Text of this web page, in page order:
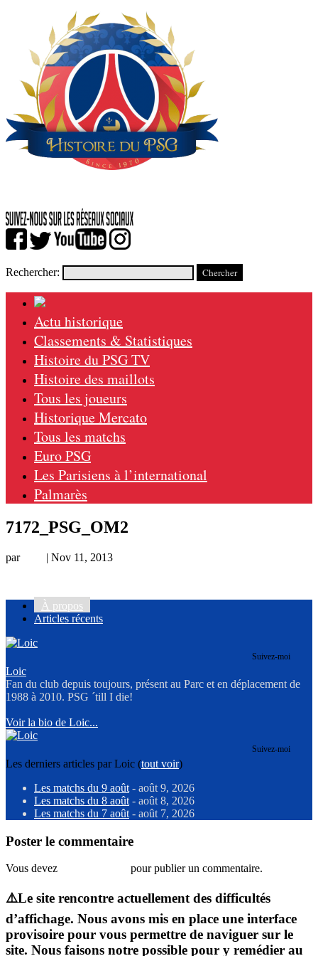
Rechercher:
Actu historique
Classements & Statistiques
Histoire du PSG TV
Histoire des maillots
Tous les joueurs
Historique Mercato
Tous les matchs
Euro PSG
Les Parisiens à l’international
Palmarès
7172_PSG_OM2
par | Nov 11, 2013
À propos
Articles récents
Suivez-moi
Loic
Fan du club depuis toujours, présent au Parc et en déplacement de
1988 à 2010. PSG ´till I die!
Voir la bio de Loic...
Suivez-moi
Les derniers articles par Loic (tout voir)
Les matchs du 9 août - août 9, 2026
Les matchs du 8 août - août 8, 2026
Les matchs du 7 août - août 7, 2026
Poster le commentaire
Vous devez pour publier un commentaire.
⚠️Le site rencontre actuellement des difficultés
d’affichage. Nous avons mis en place une interface
provisoire pour vous permettre de naviguer sur le
site. Nous faisons notre possible pour y remédier au